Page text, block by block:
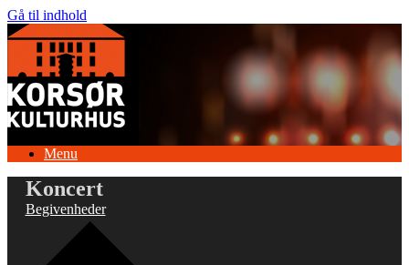
Gå til indhold
Menu
Koncert
Begivenheder